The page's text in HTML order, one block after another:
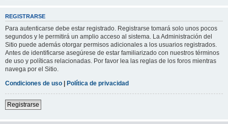
REGISTRARSE
Para autenticarse debe estar registrado. Registrarse tomará solo unos pocos
segundos y le permitirá un amplio acceso al sistema. La Administración del
Sitio puede además otorgar permisos adicionales a los usuarios registrados.
Antes de identificarse asegúrese de estar familiarizado con nuestros términos
de uso y políticas relacionadas. Por favor lea las reglas de los foros mientras
navega por el Sitio.
Condiciones de uso | Política de privacidad
Registrarse